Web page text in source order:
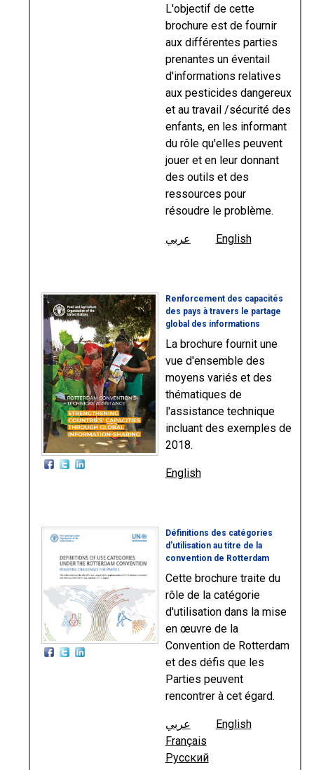
L'objectif de cette
brochure est de fournir
aux différentes parties
prenantes un éventail
d'informations relatives
aux pesticides dangereux
et au travail /sécurité des
enfants, en les informant
du rôle qu'elles peuvent
jouer et en leur donnant
des outils et des
ressources pour
résoudre le problème.
عربي English
Renforcement des capacités
des pays à travers le partage
global des informations
La brochure fournit une
vue d'ensemble des
moyens variés et des
thématiques de
l'assistance technique
incluant des exemples de
2018.
English
Définitions des catégories
d'utilisation au titre de la
convention de Rotterdam
Cette brochure traite du
rôle de la catégorie
d'utilisation dans la mise
en œuvre de la
Convention de Rotterdam
et des défis que les
Parties peuvent
rencontrer à cet égard.
عربي
English
Français
Русский